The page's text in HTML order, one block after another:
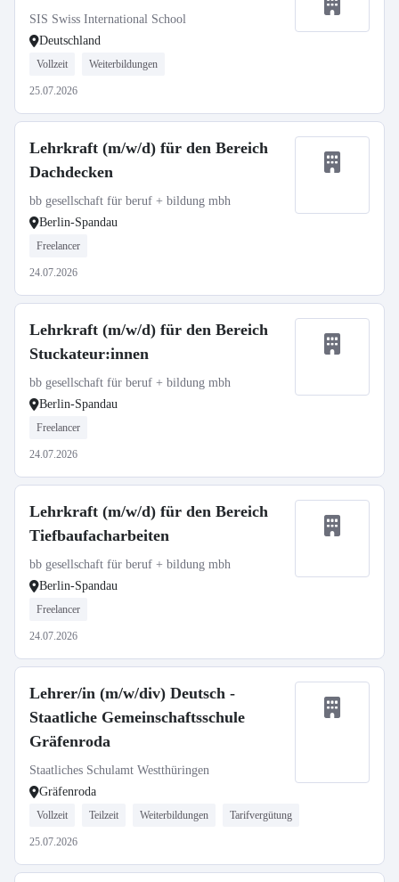
SIS Swiss International School
Deutschland
Vollzeit Weiterbildungen
25.07.2026
Lehrkraft (m/w/d) für den Bereich
Dachdecken
bb gesellschaft für beruf + bildung mbh
Berlin-Spandau
Freelancer
24.07.2026
Lehrkraft (m/w/d) für den Bereich
Stuckateur:innen
bb gesellschaft für beruf + bildung mbh
Berlin-Spandau
Freelancer
24.07.2026
Lehrkraft (m/w/d) für den Bereich
Tiefbaufacharbeiten
bb gesellschaft für beruf + bildung mbh
Berlin-Spandau
Freelancer
24.07.2026
Lehrer/in (m/w/div) Deutsch -
Staatliche Gemeinschaftsschule
Gräfenroda
Staatliches Schulamt Westthüringen
Gräfenroda
Vollzeit Teilzeit Weiterbildungen Tarifvergütung
25.07.2026